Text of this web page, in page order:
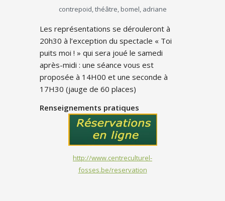
contrepoid, théâtre, bomel, adriane
Les représentations se dérouleront à
20h30 à l’exception du spectacle « Toi
puits moi ! » qui sera joué le samedi
après-midi : une séance vous est
proposée à 14H00 et une seconde à
17H30 (jauge de 60 places)
Renseignements pratiques
http://www.centreculturel-
fosses.be/reservation